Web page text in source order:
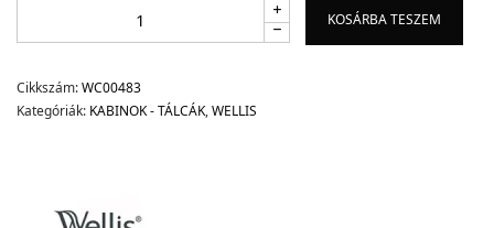
KOSÁRBA TESZEM
Cikkszám:WC00483
Kategóriák: KABINOK - TÁLCÁK,WELLIS